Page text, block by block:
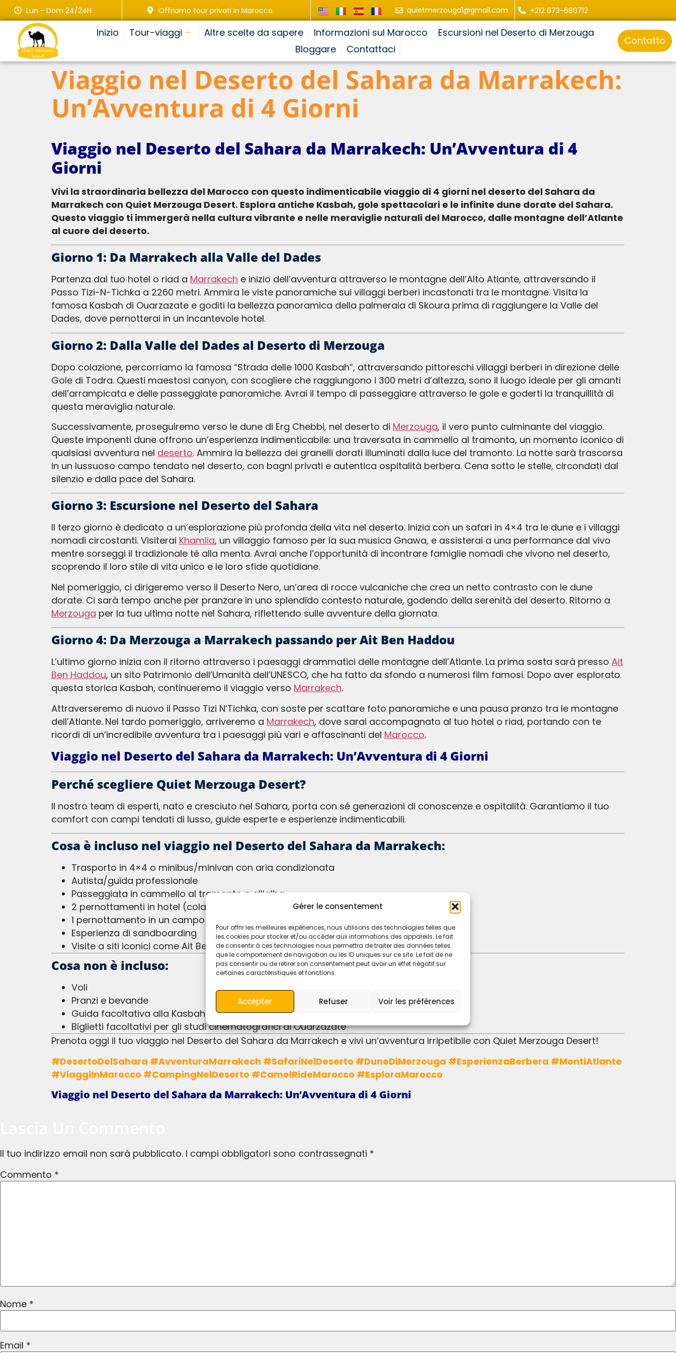
Gérer le consentement
Pour offrir les meilleures expériences, nous utilisons des technologies telles que
les cookies pour stocker et/ou accéder aux informations des appareils. Le fait
de consentir à ces technologies nous permettra de traiter des données telles
que le comportement de navigation ou les ID uniques sur ce site. Le fait de ne
pas consentir ou de retirer son consentement peut avoir un effet négatif sur
certaines caractéristiques et fonctions.
Accepter Refuser Voir les préférences
Lun - Dom 24/24H Offriamo tour privati in Marocco. quietmerzouga1@gmail.com +212 673-680712
Inizio Tour-viaggi Altre scelte da sapere Informazioni sul Marocco
Escursioni nel Deserto di Merzouga
Bloggare
Contattaci
Contatto
Viaggio nel Deserto del Sahara da Marrakech:
Un’Avventura di 4 Giorni
Viaggio nel Deserto del Sahara da Marrakech: Un’Avventura di 4
Giorni
Vivi la straordinaria bellezza del Marocco con questo indimenticabile viaggio di 4 giorni nel deserto del Sahara da
Marrakech con Quiet Merzouga Desert. Esplora antiche Kasbah, gole spettacolari e le infinite dune dorate del Sahara.
Questo viaggio ti immergerà nella cultura vibrante e nelle meraviglie naturali del Marocco, dalle montagne dell’Atlante
al cuore del deserto.
Giorno 1: Da Marrakech alla Valle del Dades
Partenza dal tuo hotel o riad a Marrakech e inizio dell’avventura attraverso le montagne dell’Alto Atlante, attraversando il
Passo Tizi-N-Tichka a 2260 metri. Ammira le viste panoramiche sui villaggi berberi incastonati tra le montagne. Visita la
famosa Kasbah di Ouarzazate e goditi la bellezza panoramica della palmeraia di Skoura prima di raggiungere la Valle del
Dades, dove pernotterai in un incantevole hotel.
Giorno 2: Dalla Valle del Dades al Deserto di Merzouga
Dopo colazione, percorriamo la famosa “Strada delle 1000 Kasbah”, attraversando pittoreschi villaggi berberi in direzione delle
Gole di Todra. Questi maestosi canyon, con scogliere che raggiungono i 300 metri d’altezza, sono il luogo ideale per gli amanti
dell’arrampicata e delle passeggiate panoramiche. Avrai il tempo di passeggiare attraverso le gole e goderti la tranquillità di
questa meraviglia naturale.
Successivamente, proseguiremo verso le dune di Erg Chebbi, nel deserto di Merzouga, il vero punto culminante del viaggio.
Queste imponenti dune offrono un’esperienza indimenticabile: una traversata in cammello al tramonto, un momento iconico di
qualsiasi avventura nel deserto. Ammira la bellezza dei granelli dorati illuminati dalla luce del tramonto. La notte sarà trascorsa
in un lussuoso campo tendato nel deserto, con bagni privati e autentica ospitalità berbera. Cena sotto le stelle, circondati dal
silenzio e dalla pace del Sahara.
Giorno 3: Escursione nel Deserto del Sahara
Il terzo giorno è dedicato a un’esplorazione più profonda della vita nel deserto. Inizia con un safari in 4×4 tra le dune e i villaggi
nomadi circostanti. Visiterai Khamlia, un villaggio famoso per la sua musica Gnawa, e assisterai a una performance dal vivo
mentre sorseggi il tradizionale tè alla menta. Avrai anche l’opportunità di incontrare famiglie nomadi che vivono nel deserto,
scoprendo il loro stile di vita unico e le loro sfide quotidiane.
Nel pomeriggio, ci dirigeremo verso il Deserto Nero, un’area di rocce vulcaniche che crea un netto contrasto con le dune
dorate. Ci sarà tempo anche per pranzare in uno splendido contesto naturale, godendo della serenità del deserto. Ritorno a
Merzouga per la tua ultima notte nel Sahara, riflettendo sulle avventure della giornata.
Giorno 4: Da Merzouga a Marrakech passando per Ait Ben Haddou
L’ultimo giorno inizia con il ritorno attraverso i paesaggi drammatici delle montagne dell’Atlante. La prima sosta sarà presso Ait
Ben Haddou, un sito Patrimonio dell’Umanità dell’UNESCO, che ha fatto da sfondo a numerosi film famosi. Dopo aver esplorato
questa storica Kasbah, continueremo il viaggio verso Marrakech.
Attraverseremo di nuovo il Passo Tizi N’Tichka, con soste per scattare foto panoramiche e una pausa pranzo tra le montagne
dell’Atlante. Nel tardo pomeriggio, arriveremo a Marrakech, dove sarai accompagnato al tuo hotel o riad, portando con te
ricordi di un’incredibile avventura tra i paesaggi più vari e affascinanti del Marocco.
Viaggio nel Deserto del Sahara da Marrakech: Un’Avventura di 4 Giorni
Perché scegliere Quiet Merzouga Desert?
Il nostro team di esperti, nato e cresciuto nel Sahara, porta con sé generazioni di conoscenze e ospitalità. Garantiamo il tuo
comfort con campi tendati di lusso, guide esperte e esperienze indimenticabili.
Cosa è incluso nel viaggio nel Deserto del Sahara da Marrakech:
Trasporto in 4×4 o minibus/minivan con aria condizionata
Autista/guida professionale
Passeggiata in cammello al tramonto e all’alba
2 pernottamenti in hotel (colazione e cena incluse)
1 pernottamento in un campo tendato di lusso (con bagni privati)
Esperienza di sandboarding
Visite a siti iconici come Ait Ben Haddou, le Gole di Todra e altre attrazioni principali
Cosa non è incluso:
Voli
Pranzi e bevande
Guida facoltativa alla Kasbah di Ait Ben Haddou
Biglietti facoltativi per gli studi cinematografici di Ouarzazate
Prenota oggi il tuo viaggio nel Deserto del Sahara da Marrakech e vivi un’avventura irripetibile con Quiet Merzouga Desert!
#DesertoDelSahara #AvventuraMarrakech #SafariNelDeserto #DuneDiMerzouga #EsperienzaBerbera #MontiAtlante
#ViaggiInMarocco #CampingNelDeserto #CamelRideMarocco #EsploraMarocco
Viaggio nel Deserto del Sahara da Marrakech: Un’Avventura di 4 Giorni
Il tuo indirizzo email non sarà pubblicato. I campi obbligatori sono contrassegnati *
Commento *
Nome *
Email *